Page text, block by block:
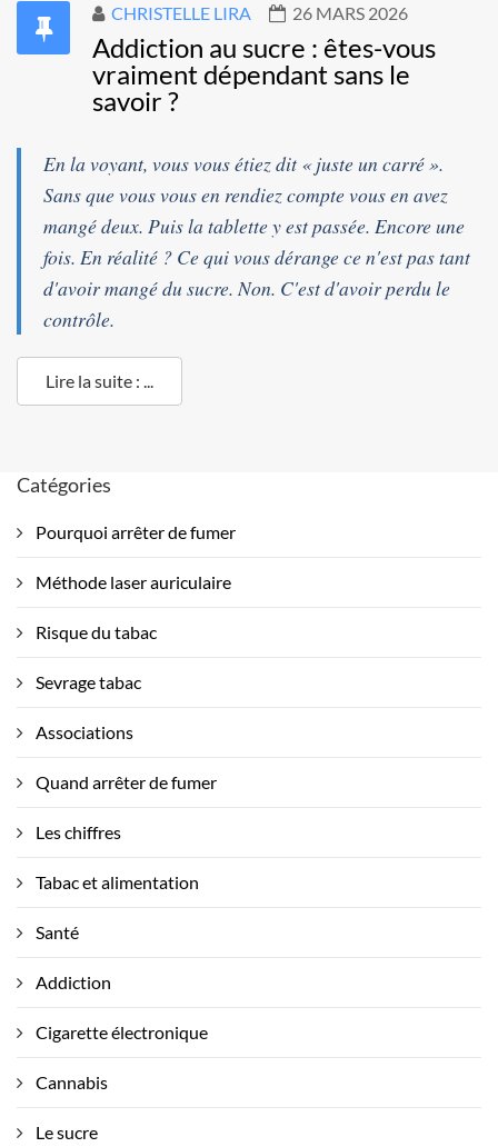
CHRISTELLE LIRA 26 MARS 2026
Addiction au sucre : êtes-vous
vraiment dépendant sans le
savoir ?
En la voyant, vous vous étiez dit « juste un carré ».
Sans que vous vous en rendiez compte vous en avez
mangé deux. Puis la tablette y est passée. Encore une
fois. En réalité ? Ce qui vous dérange ce n'est pas tant
d'avoir mangé du sucre. Non. C'est d'avoir perdu le
contrôle.
Lire la suite : ...
Catégories
Pourquoi arrêter de fumer
Méthode laser auriculaire
Risque du tabac
Sevrage tabac
Associations
Quand arrêter de fumer
Les chiffres
Tabac et alimentation
Santé
Addiction
Cigarette électronique
Cannabis
Le sucre